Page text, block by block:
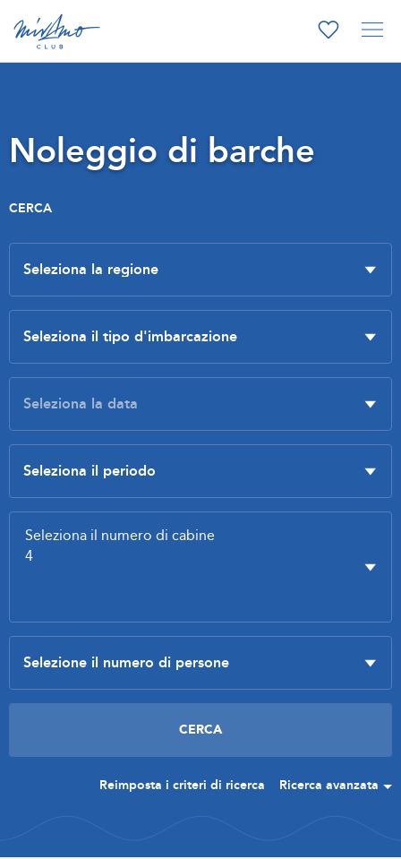
Noleggio di barche
CERCA
Reimposta i criteri di ricerca Ricerca avanzata